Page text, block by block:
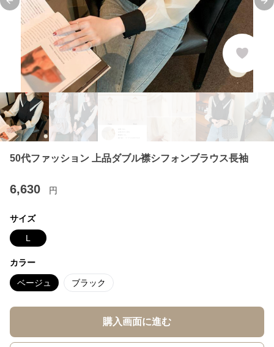
Previous slide
50代ファッション 上品ダブル襟シフォンブラウス長袖
6,630 円
サイズ
L
カラー
ベージュ ブラック
購入画面に進む